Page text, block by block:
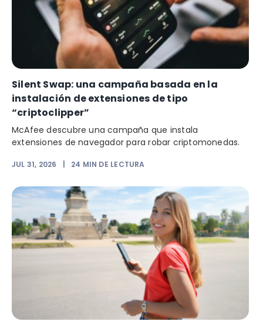
Silent Swap: una campaña basada en la
instalación de extensiones de tipo
“criptoclipper”
McAfee descubre una campaña que instala
extensiones de navegador para robar criptomonedas.
JUL 31, 2026 24 MIN DE LECTURA